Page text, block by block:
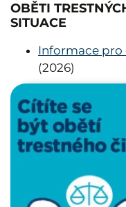
OBĚTI
SITUACE
Informace
(2026)